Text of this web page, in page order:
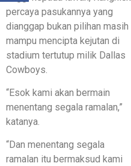
percaya pasukannya yang
dianggap bukan pilihan masih
mampu mencipta kejutan di
stadium tertutup milik Dallas
Cowboys.
“Esok kami akan bermain
menentang segala ramalan,”
katanya.
“Dan menentang segala
ramalan itu bermaksud kami